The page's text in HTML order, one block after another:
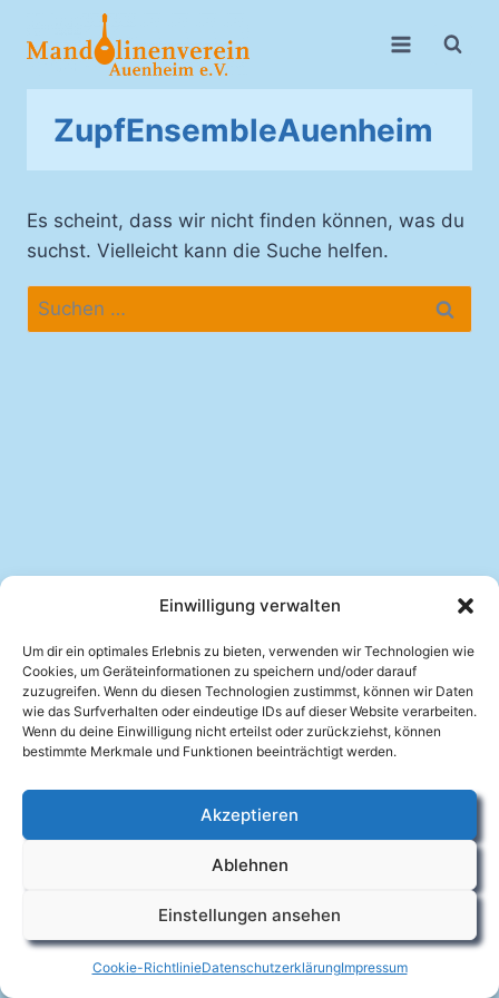
Einwilligung verwalten
Um dir ein optimales Erlebnis zu bieten, verwenden wir Technologien wie
Cookies, um Geräteinformationen zu speichern und/oder darauf
zuzugreifen. Wenn du diesen Technologien zustimmst, können wir Daten
wie das Surfverhalten oder eindeutige IDs auf dieser Website verarbeiten.
Wenn du deine Einwilligung nicht erteilst oder zurückziehst, können
bestimmte Merkmale und Funktionen beeinträchtigt werden.
Akzeptieren
Ablehnen
Einstellungen ansehen
Cookie-RichtlinieDatenschutzerklärungImpressum
Inhalt
ZupfEnsembleAuenheim
Es scheint, dass wir nicht finden können, was du
suchst. Vielleicht kann die Suche helfen.
Suche
nach:
Facebook
Datenschutzerklärung
Cookie-Richtlinie (EU)
Kontakt
© 2026Mandolinenverein Auenheim e.V.